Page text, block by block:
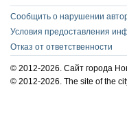
Сообщить о нарушении
Условия предоставления
Отказ от ответственности
© 2012-2026. Сайт города
© 2012-2026. The site of the